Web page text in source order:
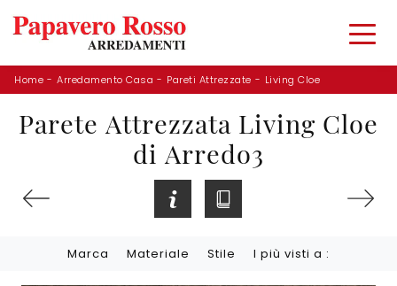
Home - Arredamento Casa - Pareti Attrezzate - Living Cloe
Parete Attrezzata Living Cloe
di Arredo3
Marca Materiale Stile I più visti a :